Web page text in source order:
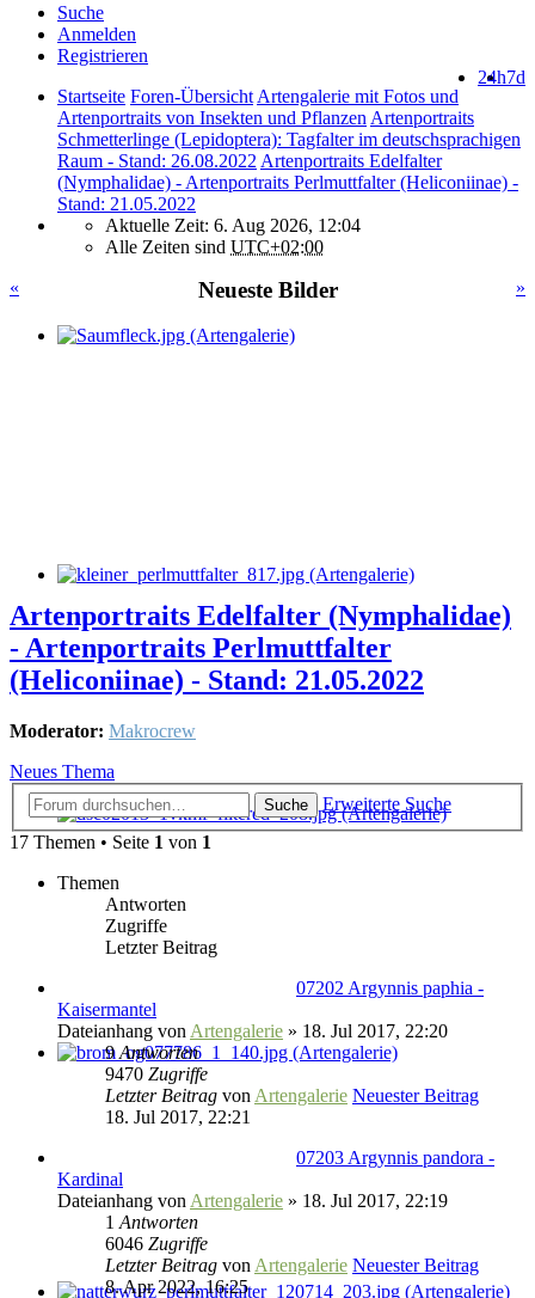
Suche
Anmelden
Registrieren
7d
24h
Startseite Foren-Übersicht Artengalerie mit Fotos und
Artenportraits von Insekten und Pflanzen Artenportraits
Schmetterlinge (Lepidoptera): Tagfalter im deutschsprachigen
Raum - Stand: 26.08.2022 Artenportraits Edelfalter
(Nymphalidae) - Artenportraits Perlmuttfalter (Heliconiinae) -
Stand: 21.05.2022
Aktuelle Zeit: 6. Aug 2026, 12:04
Alle Zeiten sind UTC+02:00
«
»
Neueste Bilder
Artenportraits Edelfalter (Nymphalidae)
- Artenportraits Perlmuttfalter
(Heliconiinae) - Stand: 21.05.2022
Moderator: Makrocrew
Neues Thema
Suche
Erweiterte Suche
17 Themen • Seite 1 von 1
Themen
Antworten
Zugriffe
Letzter Beitrag
07202 Argynnis paphia -
Kaisermantel
Dateianhang von Artengalerie » 18. Jul 2017, 22:20
9Antworten
9470 Zugriffe
Letzter Beitrag von Artengalerie Neuester Beitrag
18. Jul 2017, 22:21
07203 Argynnis pandora -
Kardinal
Dateianhang von Artengalerie » 18. Jul 2017, 22:19
1 Antworten
6046 Zugriffe
Letzter Beitrag von Artengalerie Neuester Beitrag
8. Apr 2022, 16:25